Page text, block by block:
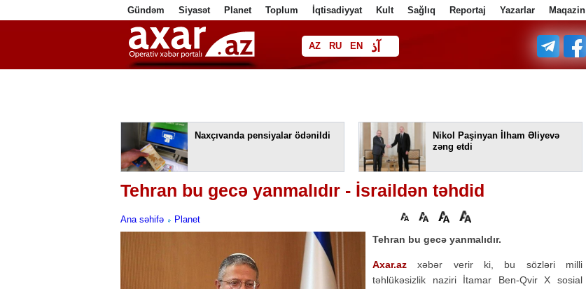
Gündəm Siyasət Planet Toplum İqtisadiyyat Kult Sağlıq Reportaj Yazarlar Maqazin
AZ RU EN آذ
فا
Naxçıvanda pensiyalar ödənildi
Nikol Paşinyan İlham Əliyevə
zəng etdi
Tehran bu gecə yanmalıdır - İsraildən təhdid
Ana səhifə Planet
Tehran bu gecə yanmalıdır.
Axar.az xəbər verir ki, bu sözləri milli
təhlükəsizlik naziri İtamar Ben-Qvir X sosial